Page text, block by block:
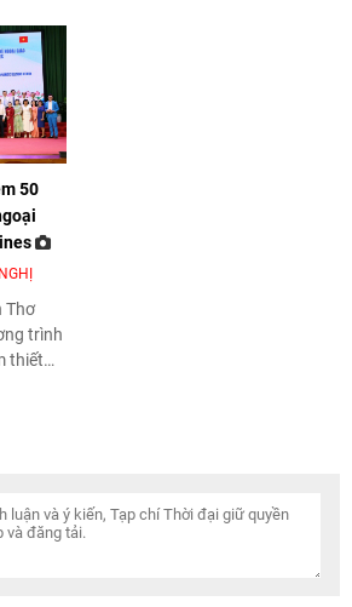
lực
mục
động
cả
50
Thơ
trình
thiết